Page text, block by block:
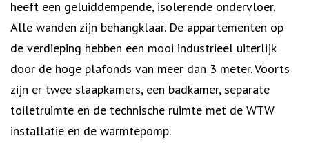
heeft een geluiddempende, isolerende ondervloer.
Alle wanden zijn behangklaar. De appartementen op
de verdieping hebben een mooi industrieel uiterlijk
door de hoge plafonds van meer dan 3 meter. Voorts
zijn er twee slaapkamers, een badkamer, separate
toiletruimte en de technische ruimte met de WTW
installatie en de warmtepomp.